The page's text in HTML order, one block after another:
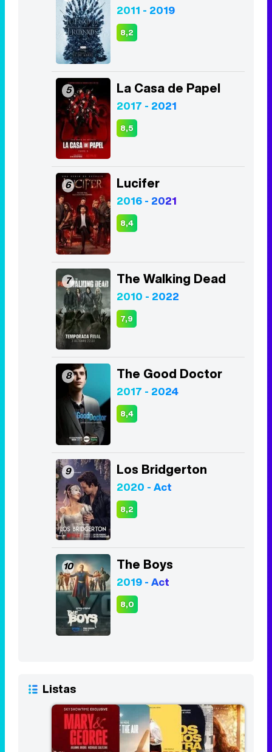
2011 - 2019
8,2
5 La Casa de Papel
2017 - 2021
8,5
6 Lucifer
2016 - 2021
8,4
7 The Walking Dead
2010 - 2022
7,9
8 The Good Doctor
2017 - 2024
8,4
9 Los Bridgerton
2020 - Act
8,2
10 The Boys
2019 - Act
8,0
Listas